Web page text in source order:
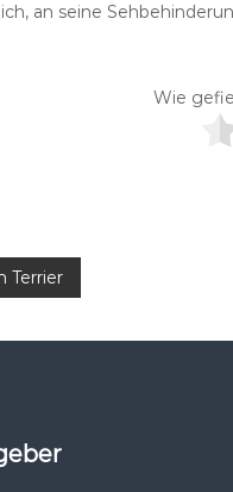
an seine
Wie
Terrier